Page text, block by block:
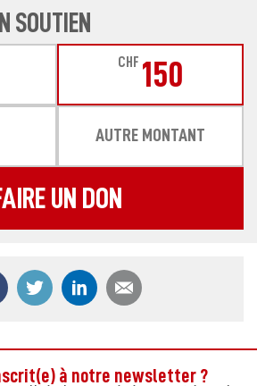
SOUTIEN
CHF 150
AUTRE MONTANT
UN DON
Partager ce contenu sur Facebook
Partager ce contenu sur Twitter
Partager ce contenu
à notre newsletter ?